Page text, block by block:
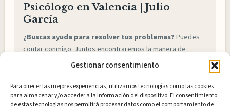
Gestionar consentimiento
Para ofrecer las mejores experiencias, utilizamos tecnologías como las cookies
para almacenar y/o acceder a la información del dispositivo. El consentimiento
de estas tecnologías nos permitirá procesar datos como el comportamiento de
Psicólogo en Valencia | Julio
García
¿Buscas ayuda para resolver tus problemas?Puedes
contar conmigo. Juntos encontraremos la manera de
ayudarte y conseguir los resultados que buscas. Te daré
disfrutar de la vida, como ya he hecho con cientos de
personas como tú.